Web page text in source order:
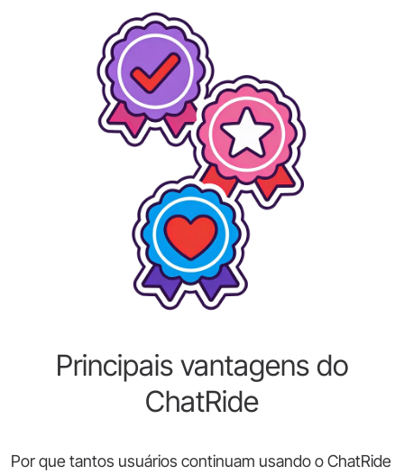
Principais vantagens do
ChatRide
Por que tantos usuários continuam usando o ChatRide